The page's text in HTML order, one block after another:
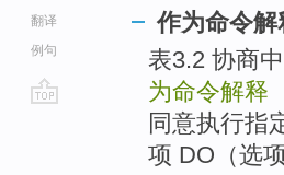
翻译
例句
作为命令解
表3.2 协商
为命令解释
同意执行指
项 DO（选